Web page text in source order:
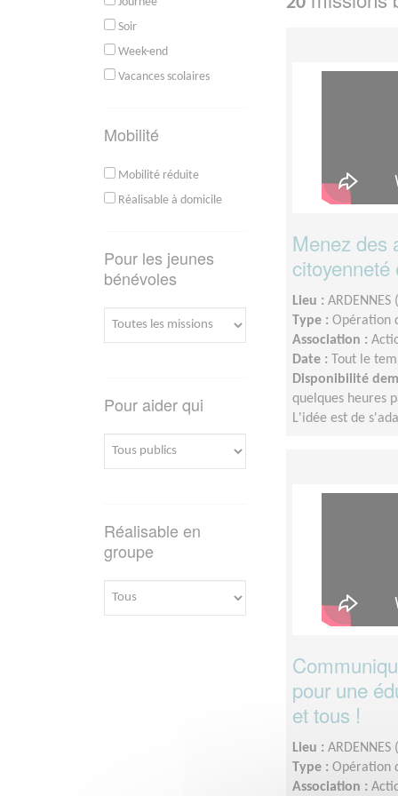
Soir
Week-end
Vacances scolaires
Mobilité
Mobilité réduite
Réalisable à domicile
Pour les jeunes
bénévoles
Pour aider qui
Réalisable en
groupe
Menez des
citoyenneté
Lieu : ARDENNES
Type : Opération
Association :
Date : Tout le
Disponibilité
quelques heures
L'idée est de
pour une
et tous !
Lieu : ARDENNES
Type : Opération
Association :